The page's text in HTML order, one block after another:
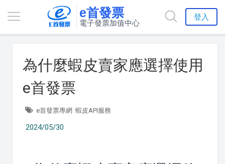
e首發票
電子發票加值中心
登入
為什麼蝦皮賣家應選擇使用
e首發票
e首發票專網 蝦皮API服務
2024/05/30